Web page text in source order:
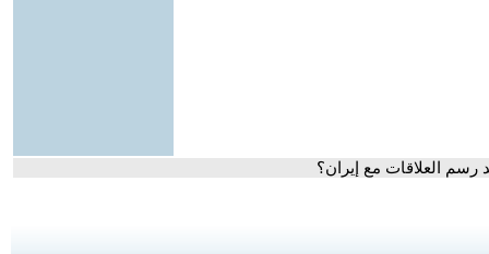
رسم العلاقات مع إيران؟